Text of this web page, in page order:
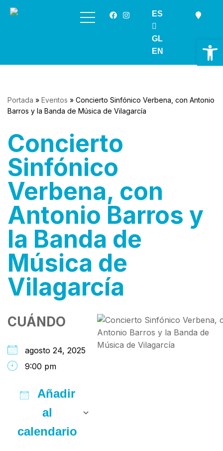
ES
GL
EN
Portada » Eventos » Concierto Sinfónico Verbena, con Antonio
Barros y la Banda de Música de Vilagarcía
Concierto
Sinfónico
Verbena, con
Antonio Barros y
la Banda de
Música de
Vilagarcía
CUÁNDO
agosto 24, 2025
9:00 pm
Añadir
al
calendario